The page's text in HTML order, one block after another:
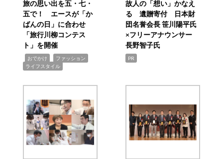
旅の思い出を五・七・
五で！ エースが「か
ばんの日」に合わせ
「旅行川柳コンテス
ト」を開催
おでかけ ファッション
ライフスタイル
故人の「想い」かなえ
る 遺贈寄付 日本財
団名誉会長 笹川陽平氏
×フリーアナウンサー
長野智子氏
PR